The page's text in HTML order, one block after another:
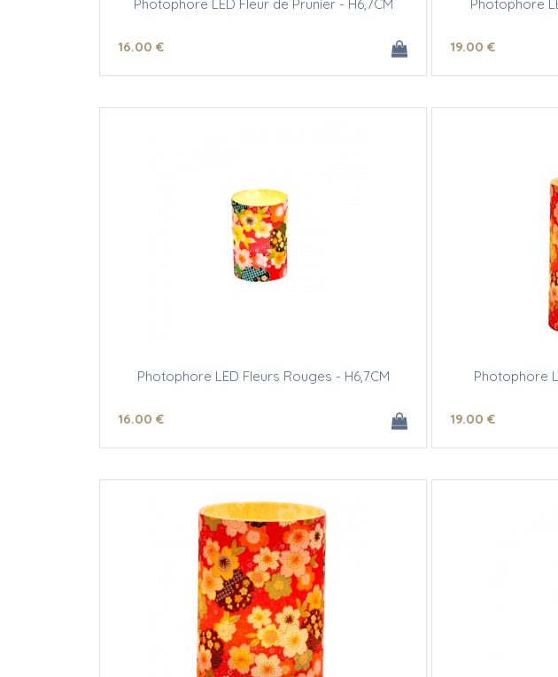
Photophore LED Fleur de Prunier - H6,7CM
16.00 €
Photophore
19.00 €
Photophore LED Fleurs Rouges - H6,7CM
16.00 €
Photophore
19.00 €